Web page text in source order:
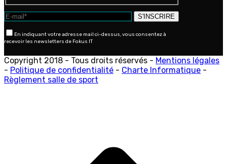
En indiquant votre adresse mail ci-dessus, vous consentez à
recevoir les newsletters de Fokus IT
Copyright 2018 - Tous droits réservés - Mentions légales
- Politique de confidentialité - Charte Informatique -
Règlement salle de sport